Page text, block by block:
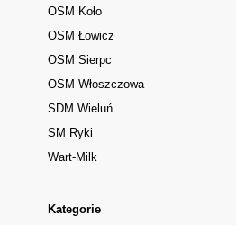
Kategorie
OSM Koło
OSM Łowicz
OSM Sierpc
OSM Włoszczowa
SDM Wieluń
SM Ryki
Wart-Milk